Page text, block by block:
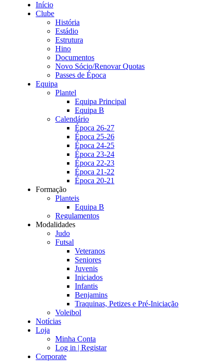
Início
Clube
História
Estádio
Estrutura
Hino
Documentos
Novo Sócio/Renovar Quotas
Passes de Época
Equipa
Plantel
Equipa Principal
Equipa B
Calendário
Época 26-27
Época 25-26
Época 24-25
Época 23-24
Época 22-23
Época 21-22
Época 20-21
Formação
Planteis
Equipa B
Regulamentos
Modalidades
Judo
Futsal
Veteranos
Seniores
Juvenis
Iniciados
Infantis
Benjamins
Traquinas, Petizes e Pré-Iniciação
Voleibol
Notícias
Loja
Minha Conta
Log in | Registar
Corporate